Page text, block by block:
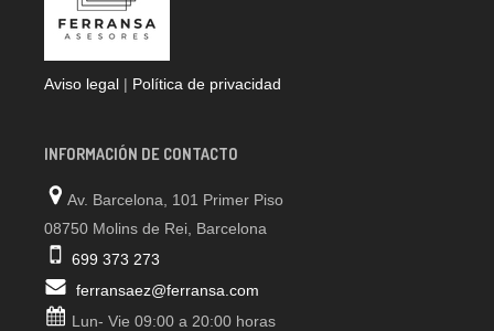
Aviso legal | Política de privacidad
INFORMACIÓN DE CONTACTO
Av. Barcelona, 101 Primer Piso
08750 Molins de Rei, Barcelona
699 373 273
ferransaez@ferransa.com
Lun- Vie 09:00 a 20:00 horas